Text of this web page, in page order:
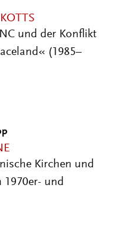
und der Konflikt
(1985–
Kirchen und
und